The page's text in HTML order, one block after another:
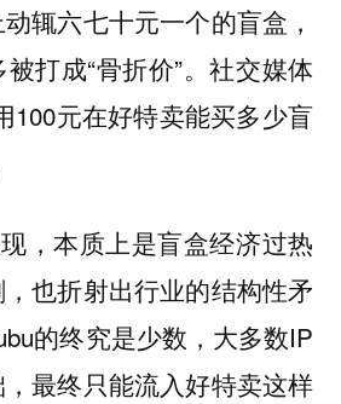
辄六七十元一个的盲盒，
打成“骨折价”。社交媒体
100元在好特卖能买多少盲
，本质上是盲盒经济过热
也折射出行业的结构性矛
的终究是少数，大多数IP
最终只能流入好特卖这样